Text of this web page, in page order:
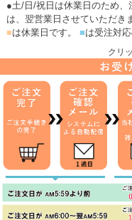
●土/日/祝日は休業日のため
は、翌営業日させていただき
■は休業日です。 ■は受注対応
クリ